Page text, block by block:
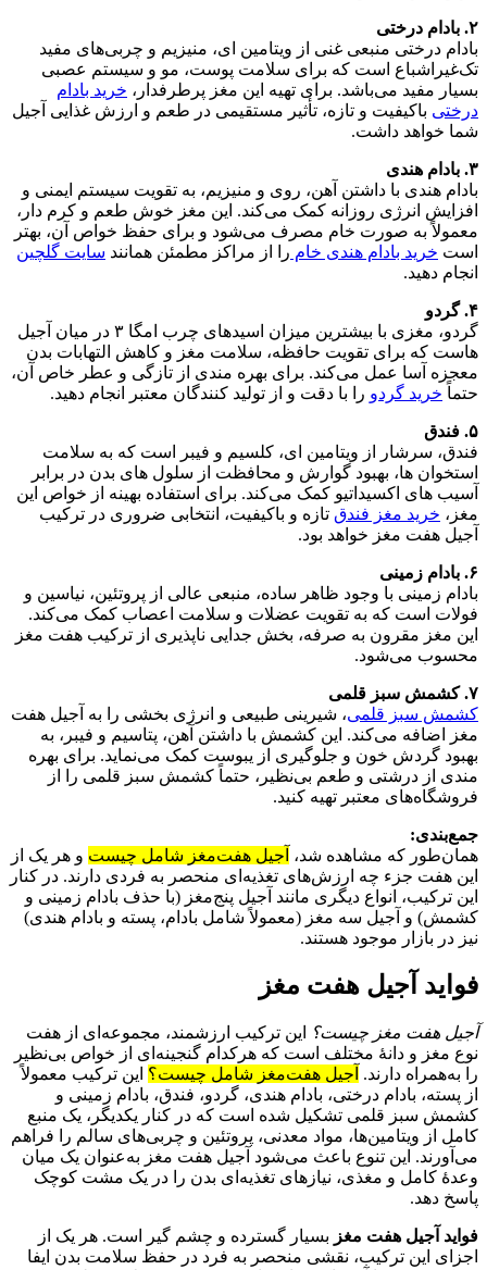
۲. بادام درختی
بادام درختی منبعی غنی از ویتامین ای، منیزیم و چربی‌های مفید
تک‌غیراشباع است که برای سلامت پوست، مو و سیستم عصبی
بسیار مفید می‌باشد. برای تهیه این مغز پرطرفدار، خرید بادام
درختی باکیفیت و تازه، تأثیر مستقیمی در طعم و ارزش غذایی آجیل
شما خواهد داشت.
۳. بادام هندی
بادام هندی با داشتن آهن، روی و منیزیم، به تقویت سیستم ایمنی و
افزایش انرژی روزانه کمک می‌کند. این مغز خوش‌ طعم و کرم‌ دار،
معمولاً به‌ صورت خام مصرف می‌شود و برای حفظ خواص آن، بهتر
است خرید بادام هندی خام را از مراکز مطمئن همانند سایت گلچین
انجام دهید.
۴. گردو
گردو، مغزی با بیشترین میزان اسیدهای چرب امگا ۳ در میان آجیل‌
هاست که برای تقویت حافظه، سلامت مغز و کاهش التهابات بدن
معجزه‌ آسا عمل می‌کند. برای بهره‌ مندی از تازگی و عطر خاص آن،
حتماً خرید گردو را با دقت و از تولید کنندگان معتبر انجام دهید.
۵. فندق
فندق، سرشار از ویتامین ای، کلسیم و فیبر است که به سلامت
استخوان‌ ها، بهبود گوارش و محافظت از سلول‌ های بدن در برابر
آسیب‌ های اکسیداتیو کمک می‌کند. برای استفاده بهینه از خواص این
مغز، خرید مغز فندق تازه و باکیفیت، انتخابی ضروری در ترکیب
آجیل هفت‌ مغز خواهد بود.
۶. بادام زمینی
بادام زمینی با وجود ظاهر ساده، منبعی عالی از پروتئین، نیاسین و
فولات است که به تقویت عضلات و سلامت اعصاب کمک می‌کند.
این مغز مقرون‌ به‌ صرفه، بخش جدایی‌ ناپذیری از ترکیب هفت‌ مغز
محسوب می‌شود.
۷. کشمش سبز قلمی
کشمش سبز قلمی، شیرینی طبیعی و انرژی‌ بخشی را به آجیل هفت‌
مغز اضافه می‌کند. این کشمش با داشتن آهن، پتاسیم و فیبر، به
بهبود گردش خون و جلوگیری از یبوست کمک می‌نماید. برای بهره‌
مندی از درشتی و طعم بی‌نظیر، حتماً کشمش سبز قلمی را از
فروشگاه‌های معتبر تهیه کنید.
جمع‌بندی:
همان‌طور که مشاهده شد، آجیل هفت‌مغز شامل چیست و هر یک از
این هفت جزء چه ارزش‌های تغذیه‌ای منحصر به‌ فردی دارند. در کنار
این ترکیب، انواع دیگری مانند آجیل پنج‌مغز (با حذف بادام زمینی و
کشمش) و آجیل سه‌ مغز (معمولاً شامل بادام، پسته و بادام هندی)
نیز در بازار موجود هستند.
فواید آجیل هفت‌ مغز
آجیل هفت‌ مغز چیست؟
این ترکیب ارزشمند، مجموعه‌ای از هفت
نوع مغز و دانهٔ مختلف است که هرکدام گنجینه‌ای از خواص بی‌نظیر
را به‌همراه دارند. آجیل هفت‌مغز شامل چیست؟ این ترکیب معمولاً
از پسته، بادام درختی، بادام هندی، گردو، فندق، بادام زمینی و
کشمش سبز قلمی تشکیل شده است که در کنار یکدیگر، یک منبع
کامل از ویتامین‌ها، مواد معدنی، پروتئین و چربی‌های سالم را فراهم
می‌آورند. این تنوع باعث می‌شود آجیل هفت‌ مغز به‌عنوان یک میان‌
وعدهٔ کامل و مغذی، نیازهای تغذیه‌ای بدن را در یک مشت کوچک
پاسخ دهد.
فواید آجیل هفت‌ مغز بسیار گسترده و چشم‌ گیر است. هر یک از
اجزای این ترکیب، نقشی منحصر به‌ فرد در حفظ سلامت بدن ایفا